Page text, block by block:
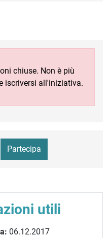
chiuse. Non è più
iscriversi all'iniziativa.
Partecipa
utili
06.12.2017